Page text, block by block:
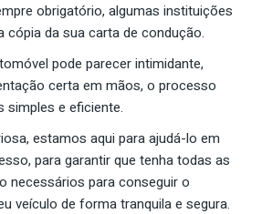
obrigatório, algumas instituições
cópia da sua carta de condução.
pode parecer intimidante,
certa em mãos, o processo
e eficiente.
estamos aqui para ajudá-lo em
para garantir que tenha todas as
necessários para conseguir o
veículo de forma tranquila e segura.